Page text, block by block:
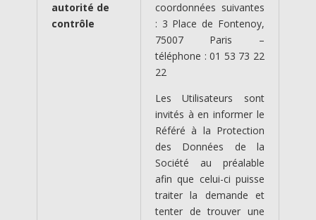
autorité de
contrôle
coordonnées suivantes
: 3 Place de Fontenoy,
75007 Paris –
téléphone : 01 53 73 22
22
Les Utilisateurs sont
invités à en informer le
Référé à la Protection
des Données de la
Société au préalable
afin que celui-ci puisse
traiter la demande et
tenter de trouver une